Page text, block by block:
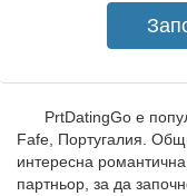
PrtDatingGo е
Fafe, Португалия.
интересна
партньор, за да